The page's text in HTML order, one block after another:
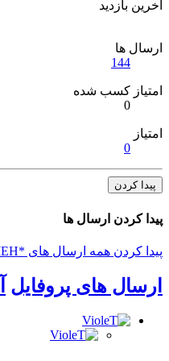
آخرین بازدید
ارسال ها
144
امتیاز کسب شده
0
امتیاز
0
پیدا کردن
پیدا کردن ارسال ها
پیدا کردن همه ارسال های *TERMEH*
ارسال های پروفایل